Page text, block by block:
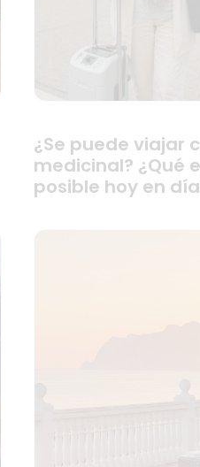
¿Se puede viajar
medicinal? ¿Qué
posible hoy en